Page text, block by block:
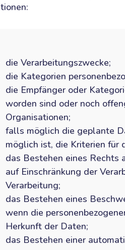
die Verarbeitungszwecke;
die Kategorien
die Empfänger oder
worden sind oder noch
Organisationen;
falls möglich die geplante
möglich ist, die Kriterien für
das Bestehen eines Rechts
auf Einschränkung der
Verarbeitung;
das Bestehen eines
wenn die
Herkunft der Daten;
das Bestehen einer